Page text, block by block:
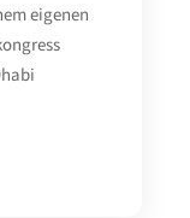
eigenen